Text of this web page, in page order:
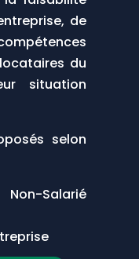
de
du
situation
selon
Salarié